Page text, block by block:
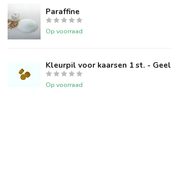
Paraffine
Op voorraad
Kleurpil voor kaarsen 1 st. - Geel
Op voorraad